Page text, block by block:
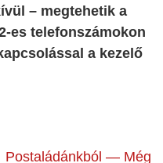
– megtehetik a
es telefonszámokon
a kezelő
Postaládánkból — Még